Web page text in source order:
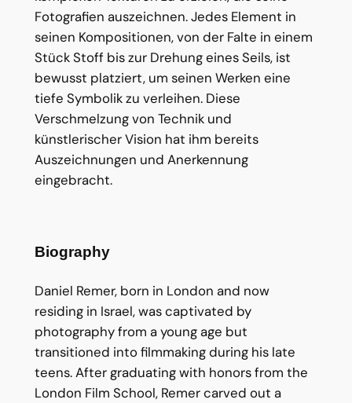
Fotografien auszeichnen. Jedes Element in
seinen Kompositionen, von der Falte in einem
Stück Stoff bis zur Drehung eines Seils, ist
bewusst platziert, um seinen Werken eine
tiefe Symbolik zu verleihen. Diese
Verschmelzung von Technik und
künstlerischer Vision hat ihm bereits
Auszeichnungen und Anerkennung
eingebracht.
Biography
Daniel Remer, born in London and now
residing in Israel, was captivated by
photography from a young age but
transitioned into filmmaking during his late
teens. After graduating with honors from the
London Film School, Remer carved out a